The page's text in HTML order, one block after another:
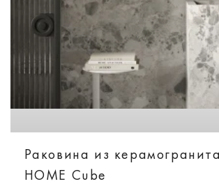
Раковина из
HOME Cube